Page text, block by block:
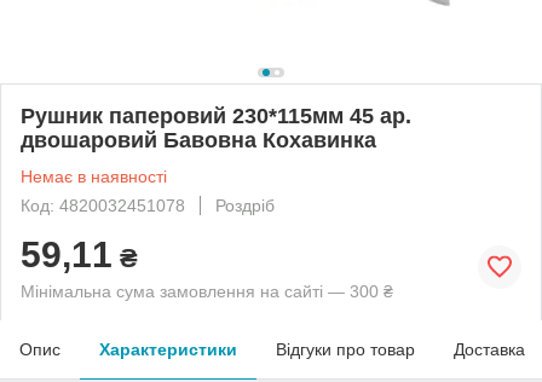
Рушник паперовий 230*115мм 45 ар.
двошаровий Бавовна Кохавинка
Немає в наявності
Код: 4820032451078
Роздріб
59,11 ₴
Мінімальна сума замовлення на сайті — 300 ₴
Опис Характеристики Відгуки про товар Доставка